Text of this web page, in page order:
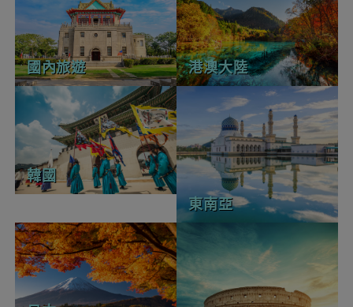
國內旅遊 港澳大陸
韓國
東南亞